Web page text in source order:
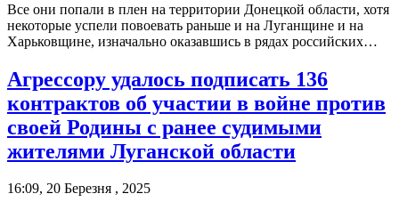
Все они попали в плен на территории Донецкой области, хотя
некоторые успели повоевать раньше и на Луганщине и на
Харьковщине, изначально оказавшись в рядах российских…
Агрессору удалось подписать 136
контрактов об участии в войне против
своей Родины с ранее судимыми
жителями Луганской области
16:09, 20 Березня , 2025